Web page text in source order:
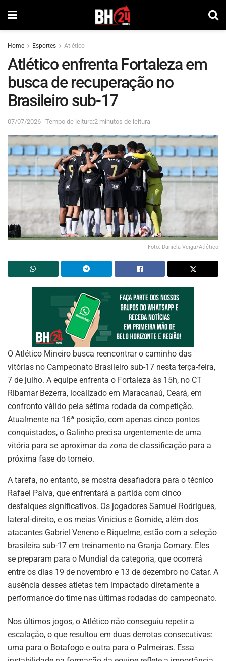
Home Esportes Atlético
Atlético enfrenta Fortaleza em
busca de recuperação no
Brasileiro sub-17
07/07/2026 Tempo de leitura:2 minutos de leitura
Foto: Daniela Veiga/Atlético
O Atlético Mineiro busca reencontrar o caminho das
vitórias no Campeonato Brasileiro sub-17 nesta terça-feira,
7 de julho. A equipe enfrenta o Fortaleza às 15h, no CT
Ribamar Bezerra, localizado em Maracanaú, Ceará, em
confronto válido pela sétima rodada da competição.
Atualmente na 16ª posição, com apenas cinco pontos
conquistados, o Galinho precisa urgentemente de uma
vitória para se aproximar da zona de classificação para a
próxima fase do torneio.
A tarefa, no entanto, se mostra desafiadora para o técnico
Rafael Paiva, que enfrentará a partida com cinco
desfalques significativos. Os jogadores Samuel Rodrigues,
lateral-direito, e os meias Vinicius e Gomide, além dos
atacantes Gabriel Veneno e Riquelme, estão com a seleção
brasileira sub-17 em treinamento na Granja Comary. Eles
se preparam para o Mundial da categoria, que ocorrerá
entre os dias 19 de novembro e 13 de dezembro no Catar. A
ausência desses atletas tem impactado diretamente a
performance do time nas últimas rodadas do campeonato.
Nos últimos jogos, o Atlético não conseguiu repetir a
escalação, o que resultou em duas derrotas consecutivas:
uma para o Botafogo e outra para o Palmeiras. Essa